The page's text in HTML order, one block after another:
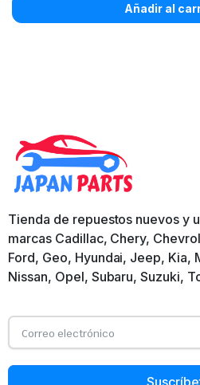
Añadir al
Tienda de repuestos nuevos y
marcas Cadillac, Chery,
Ford, Geo, Hyundai, Jeep, Kia,
Nissan, Opel, Subaru, Suzuki,